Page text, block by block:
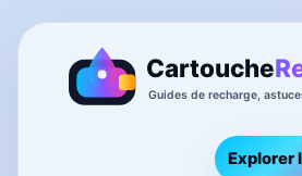
Explorer